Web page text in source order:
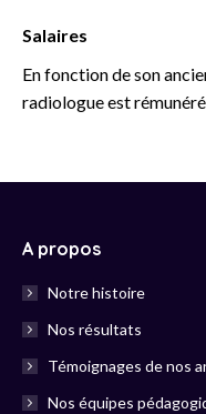
Salaires
En fonction de son
radiologue est
A propos
Notre histoire
Nos résultats
Témoignages de nos
Nos équipes